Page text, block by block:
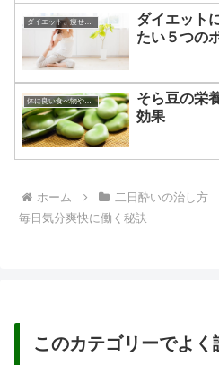
ダイエット
たい５つの
そら豆の栄
効果
ホーム 二日酔いの治し方
毎日気分爽快に働く秘訣
このカテゴリーでよ